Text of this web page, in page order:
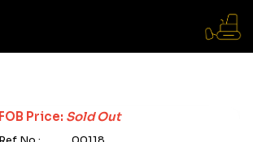
FOB Price: Sold Out